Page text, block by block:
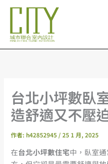
內
台北小坪數臥
造舒適又不壓
作者: h42852945/25 1 月, 2025
在台北小坪數住宅中，臥室